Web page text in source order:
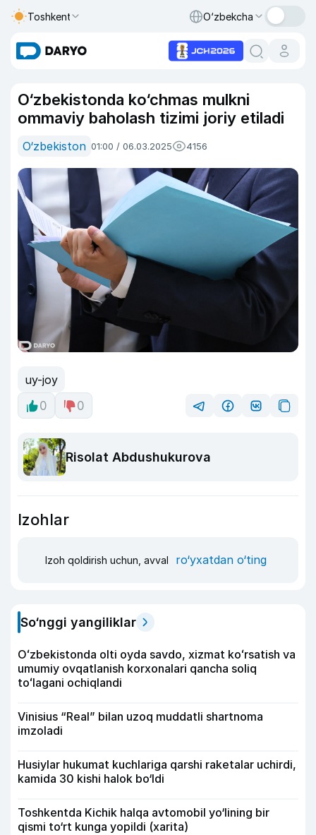
Toshkent O‘zbekcha
O‘zbekistonda ko‘chmas mulkni
ommaviy baholash tizimi joriy etiladi
O‘zbekiston 01:00 / 06.03.2025 4156
uy-joy
0
0
Risolat Abdushukurova
Izohlar
Izoh qoldirish uchun, avval ro‘yxatdan o‘ting
So‘nggi yangiliklar
Oʻzbekistonda olti oyda savdo, xizmat koʻrsatish va
umumiy ovqatlanish korxonalari qancha soliq
toʻlagani ochiqlandi
Vinisius “Real” bilan uzoq muddatli shartnoma
imzoladi
Husiylar hukumat kuchlariga qarshi raketalar uchirdi,
kamida 30 kishi halok bo‘ldi
Toshkentda Kichik halqa avtomobil yo‘lining bir
qismi to‘rt kunga yopildi (xarita)